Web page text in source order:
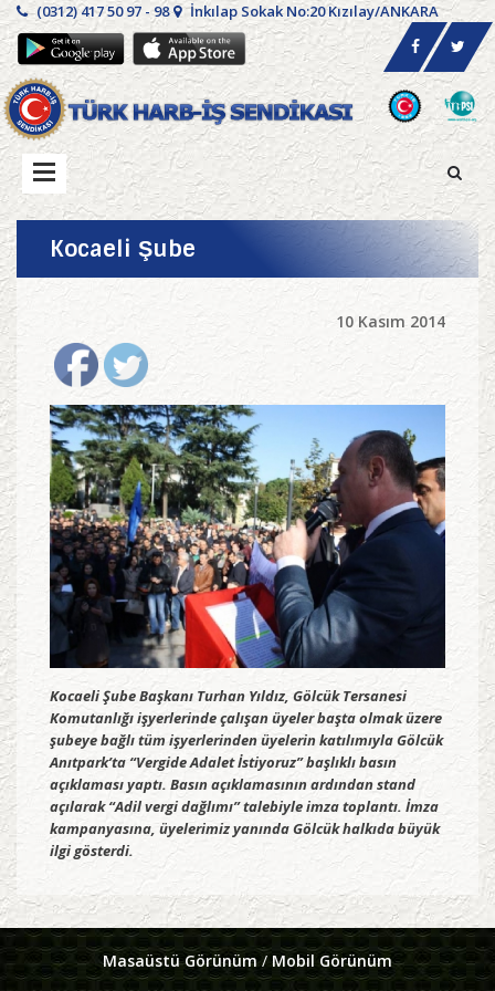
(0312) 417 50 97 - 98 İnkılap Sokak No:20 Kızılay/ANKARA
Kocaeli Şube
10 Kasım 2014
Kocaeli Şube Başkanı Turhan Yıldız, Gölcük Tersanesi
Komutanlığı işyerlerinde çalışan üyeler başta olmak üzere
şubeye bağlı tüm işyerlerinden üyelerin katılımıyla Gölcük
Anıtpark’ta “Vergide Adalet İstiyoruz” başlıklı basın
açıklaması yaptı. Basın açıklamasının ardından stand
açılarak “Adil vergi dağlımı” talebiyle imza toplantı. İmza
kampanyasına, üyelerimiz yanında Gölcük halkıda büyük
ilgi gösterdi.
Masaüstü Görünüm/ Mobil Görünüm